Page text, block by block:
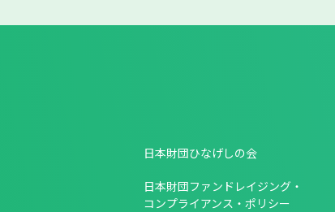
日本財団ひなげしの会
日本財団ファンドレイジング・
コンプライアンス・ポリシー